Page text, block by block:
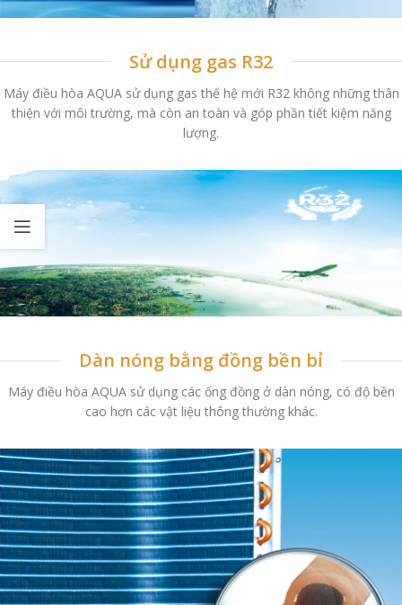
Sử dụng gas R32
Máy điều hòa AQUA sử dụng gas thế hệ mới R32 không những thân
thiện với môi trường, mà còn an toàn và góp phần tiết kiệm năng
lượng.
Dàn nóng bằng đồng bền bỉ
Máy điều hòa AQUA sử dụng các ống đồng ở dàn nóng, có độ bền
cao hơn các vật liệu thông thường khác.